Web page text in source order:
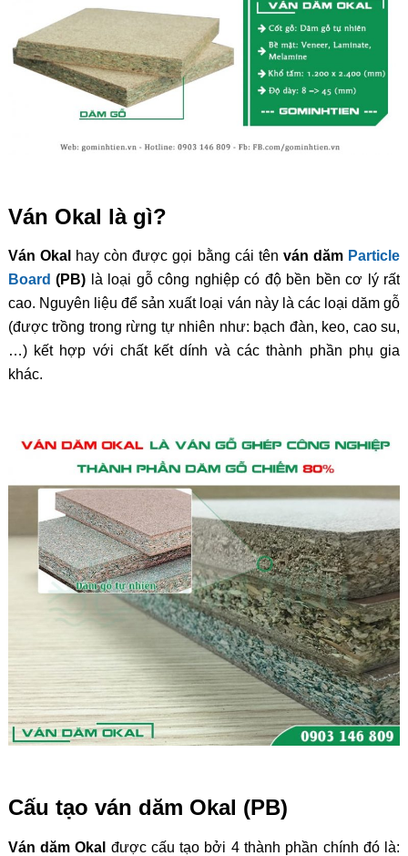
Ván Okal là gì?
Ván Okal hay còn được gọi bằng cái tên ván dăm Particle
Board (PB) là loại gỗ công nghiệp có độ bền bền cơ lý rất
cao. Nguyên liệu để sản xuất loại ván này là các loại dăm gỗ
(được trồng trong rừng tự nhiên như: bạch đàn, keo, cao su,
…) kết hợp với chất kết dính và các thành phần phụ gia
khác.
Cấu tạo ván dăm Okal (PB)
Ván dăm Okal được cấu tạo bởi 4 thành phần chính đó là: